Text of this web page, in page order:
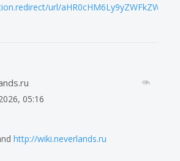
url/
05:16
http://wiki.neverlands.ru